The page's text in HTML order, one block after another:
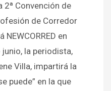
2ª Convención de
de Corredor
en
la periodista,
Villa, impartirá la
puede” en la que